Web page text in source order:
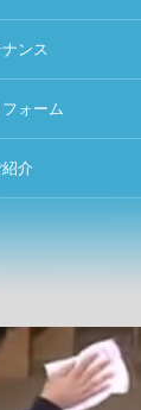
ンス
ォーム
介